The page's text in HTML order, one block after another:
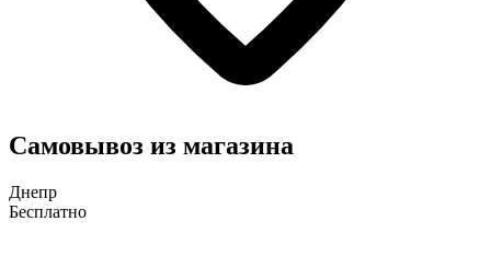
Самовывоз из магазина
Днепр
Бесплатно